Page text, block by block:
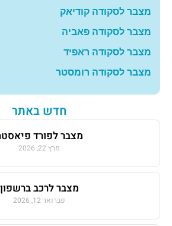
מצבר לסקודה קודיאק
מצבר לסקודה פאביה
מצבר לסקודה ראפיד
מצבר לסקודה רומסטר
חדש באתר
מצבר לפורד
מרץ 22, 2026
מצבר לרכב ברשפון
פברואר 12, 2026